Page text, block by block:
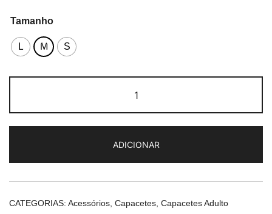
Tamanho
L M S
de
Thousand
Carbon
Black
ADICIONAR
CATEGORIAS: Acessórios Capacetes Capacetes Adulto